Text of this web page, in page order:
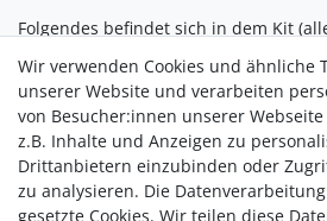
Folgendes befindet sich in dem Kit
Feile, um Unebenheiten am
Lineal, wenns mal genauer
Hammer, wenn Die Finger vom
Cuttermesser, um widerwillige
zu trennen
2x Klebstoff-Spitzen, um
Wir verwenden Cookies und ähnliche
unserer Website und verarbeiten
von Besucher:innen unserer Webseite
z.B. Inhalte und Anzeigen zu
Drittanbietern einzubinden oder
zu analysieren. Die
gesetzte Cookies. Wir teilen diese